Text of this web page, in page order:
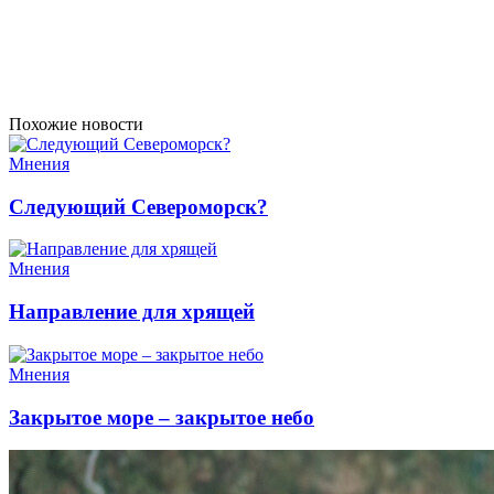
Похожие новости
Мнения
Следующий Североморск?
Мнения
Направление для хрящей
Мнения
Закрытое море – закрытое небо